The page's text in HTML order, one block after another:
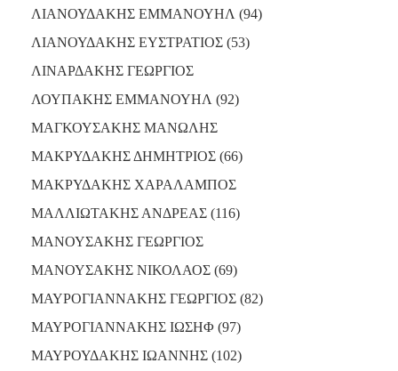
ΛΙΑΝΟΥΔΑΚΗΣ ΕΜΜΑΝΟΥΗΛ (94)
ΛΙΑΝΟΥΔΑΚΗΣ ΕΥΣΤΡΑΤΙΟΣ (53)
ΛΙΝΑΡΔΑΚΗΣ ΓΕΩΡΓΙΟΣ
ΛΟΥΠΑΚΗΣ ΕΜΜΑΝΟΥΗΛ (92)
ΜΑΓΚΟΥΣΑΚΗΣ ΜΑΝΩΛΗΣ
ΜΑΚΡΥΔΑΚΗΣ ΔΗΜΗΤΡΙΟΣ (66)
ΜΑΚΡΥΔΑΚΗΣ ΧΑΡΑΛΑΜΠΟΣ
ΜΑΛΛΙΩΤΑΚΗΣ ΑΝΔΡΕΑΣ (116)
ΜΑΝΟΥΣΑΚΗΣ ΓΕΩΡΓΙΟΣ
ΜΑΝΟΥΣΑΚΗΣ ΝΙΚΟΛΑΟΣ (69)
ΜΑΥΡΟΓΙΑΝΝΑΚΗΣ ΓΕΩΡΓΙΟΣ (82)
ΜΑΥΡΟΓΙΑΝΝΑΚΗΣ ΙΩΣΗΦ (97)
ΜΑΥΡΟΥΔΑΚΗΣ ΙΩΑΝΝΗΣ (102)